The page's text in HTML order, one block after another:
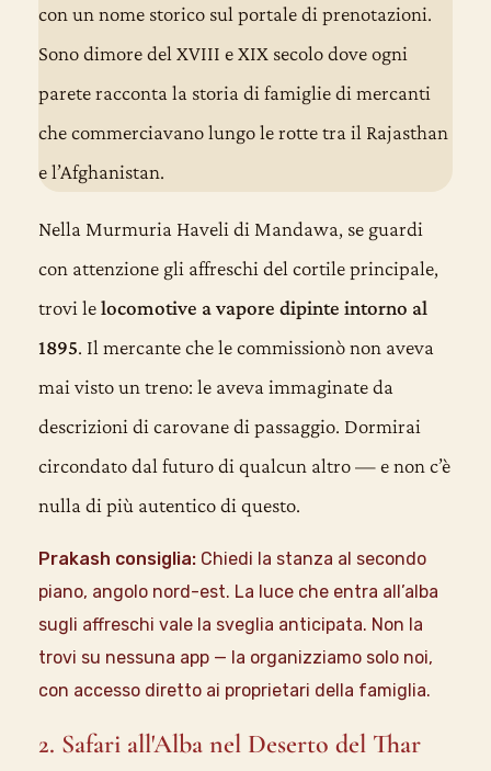
con un nome storico sul portale di prenotazioni.
Sono dimore del XVIII e XIX secolo dove ogni
parete racconta la storia di famiglie di mercanti
che commerciavano lungo le rotte tra il Rajasthan
e l’Afghanistan.
Nella Murmuria Haveli di Mandawa, se guardi
con attenzione gli affreschi del cortile principale,
trovi lelocomotive a vapore dipinte intorno al
1895. Il mercante che le commissionò non aveva
mai visto un treno: le aveva immaginate da
descrizioni di carovane di passaggio. Dormirai
circondato dal futuro di qualcun altro — e non c’è
nulla di più autentico di questo.
Prakash consiglia: Chiedi la stanza al secondo
piano, angolo nord-est. La luce che entra all’alba
sugli affreschi vale la sveglia anticipata. Non la
trovi su nessuna app — la organizziamo solo noi,
con accesso diretto ai proprietari della famiglia.
2. Safari all'Alba nel Deserto del Thar